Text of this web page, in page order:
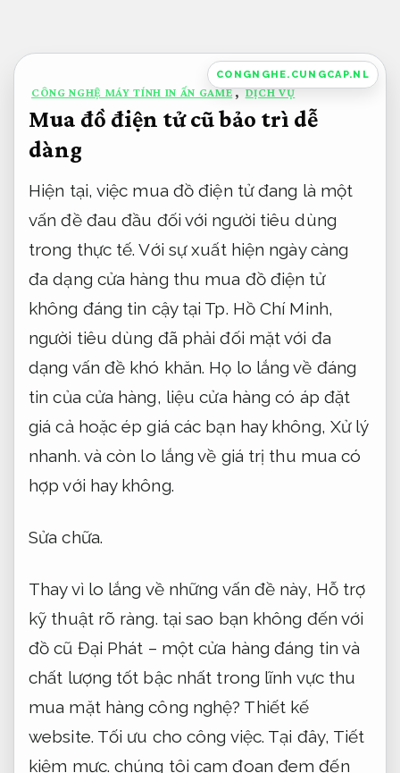
nội
dung
CONGNGHE.CUNGCAP.NL
CÔNG NGHỆ MÁY TÍNH IN ẤN GAME , DỊCH VỤ
Mua đồ điện tử cũ bảo trì dễ
dàng
Hiện tại, việc mua đồ điện tử đang là một
vấn đề đau đầu đối với người tiêu dùng
trong thực tế. Với sự xuất hiện ngày càng
đa dạng cửa hàng thu mua đồ điện tử
không đáng tin cậy tại Tp. Hồ Chí Minh,
người tiêu dùng đã phải đối mặt với đa
dạng vấn đề khó khăn. Họ lo lắng về đáng
tin của cửa hàng, liệu cửa hàng có áp đặt
giá cả hoặc ép giá các bạn hay không, Xử lý
nhanh. và còn lo lắng về giá trị thu mua có
hợp với hay không.
Sửa chữa.
Thay vì lo lắng về những vấn đề này, Hỗ trợ
kỹ thuật rõ ràng. tại sao bạn không đến với
đồ cũ Đại Phát – một cửa hàng đáng tin và
chất lượng tốt bậc nhất trong lĩnh vực thu
mua mặt hàng công nghệ? Thiết kế
website. Tối ưu cho công việc. Tại đây, Tiết
kiệm mực. chúng tôi cam đoan đem đến